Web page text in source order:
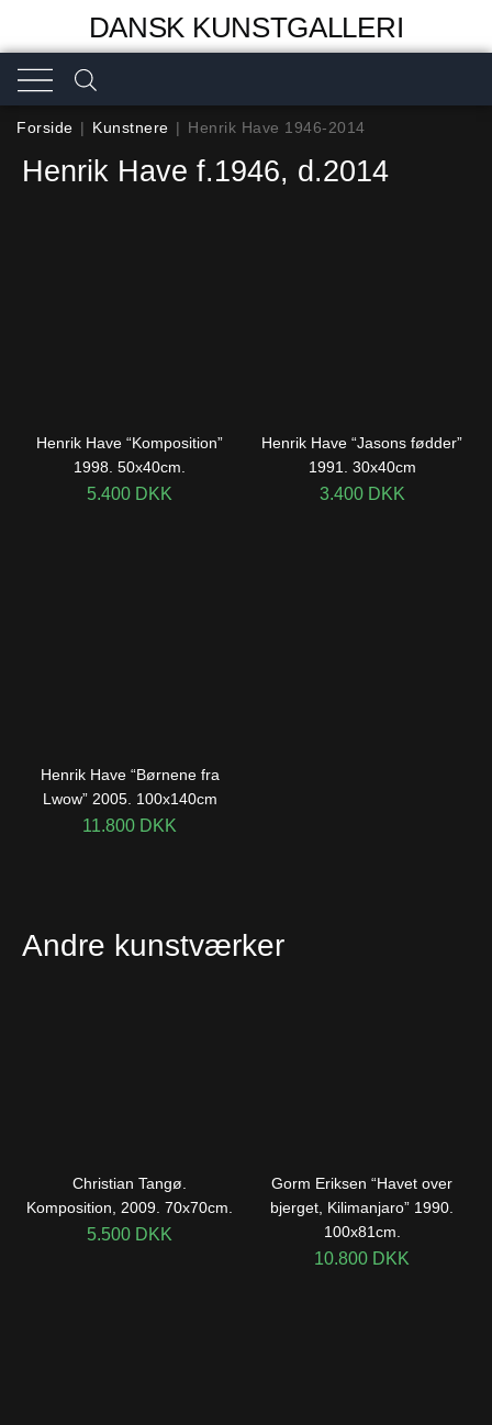
DANSK KUNSTGALLERI
Forside | Kunstnere | Henrik Have 1946-2014
Henrik Have f.1946, d.2014
Henrik Have “Komposition”
1998. 50x40cm.
5.400 DKK
Henrik Have “Jasons fødder”
1991. 30x40cm
3.400 DKK
Henrik Have “Børnene fra
Lwow” 2005. 100x140cm
11.800 DKK
Andre kunstværker
Christian Tangø.
Komposition, 2009. 70x70cm.
5.500 DKK
Gorm Eriksen “Havet over
bjerget, Kilimanjaro” 1990.
100x81cm.
10.800 DKK